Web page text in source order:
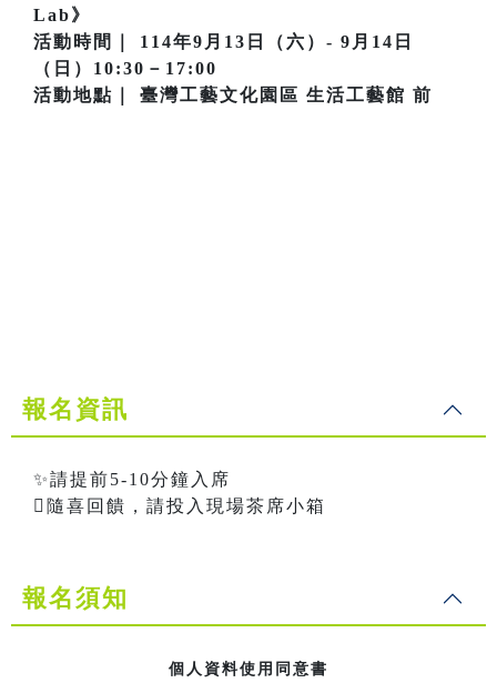
Lab》
活動時間｜ 114年9月13日（六）- 9月14日
（日）10:30－17:00
活動地點｜ 臺灣工藝文化園區 生活工藝館 前
報名資訊
✨請提前5-10分鐘入席
隨喜回饋，請投入現場茶席小箱
報名須知
個人資料使用同意書